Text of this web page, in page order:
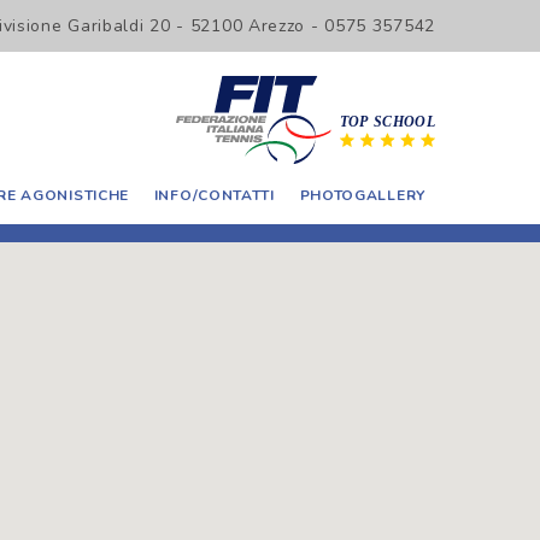
Garibaldi 20 - 52100 Arezzo - 0575 357542
AGONISTICHE INFO/CONTATTI PHOTOGALLERY